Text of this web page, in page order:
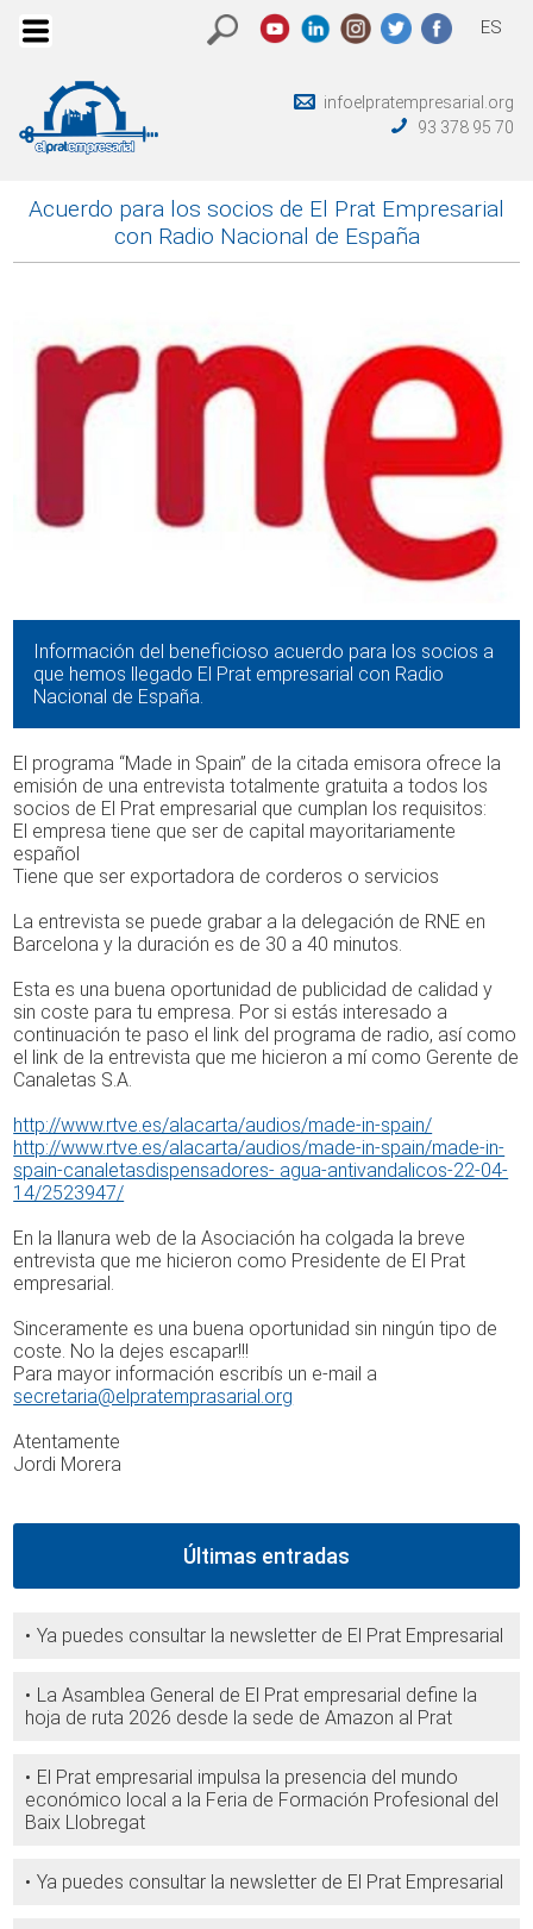
ES
infoelpratempresarial.org
93 378 95 70
Acuerdo para los socios de El Prat Empresarial
con Radio Nacional de España
Información del beneficioso acuerdo para los socios a
que hemos llegado El Prat empresarial con Radio
Nacional de España.
El programa “Made in Spain” de la citada emisora ofrece la
emisión de una entrevista totalmente gratuita a todos los
socios de El Prat empresarial que cumplan los requisitos:
El empresa tiene que ser de capital mayoritariamente
español
Tiene que ser exportadora de corderos o servicios
La entrevista se puede grabar a la delegación de RNE en
Barcelona y la duración es de 30 a 40 minutos.
Esta es una buena oportunidad de publicidad de calidad y
sin coste para tu empresa. Por si estás interesado a
continuación te paso el link del programa de radio, así como
el link de la entrevista que me hicieron a mí como Gerente de
Canaletas S.A.
http://www.rtve.es/alacarta/audios/made-in-spain/
http://www.rtve.es/alacarta/audios/made-in-spain/made-in-
spain-canaletasdispensadores- agua-antivandalicos-22-04-
14/2523947/
En la llanura web de la Asociación ha colgada la breve
entrevista que me hicieron como Presidente de El Prat
empresarial.
Sinceramente es una buena oportunidad sin ningún tipo de
coste. No la dejes escapar!!!
Para mayor información escribís un e-mail a
secretaria@elpratemprasarial.org
Atentamente
Jordi Morera
Últimas entradas
Ya puedes consultar la newsletter de El Prat Empresarial
La Asamblea General de El Prat empresarial define la
hoja de ruta 2026 desde la sede de Amazon al Prat
El Prat empresarial impulsa la presencia del mundo
económico local a la Feria de Formación Profesional del
Baix Llobregat
Ya puedes consultar la newsletter de El Prat Empresarial